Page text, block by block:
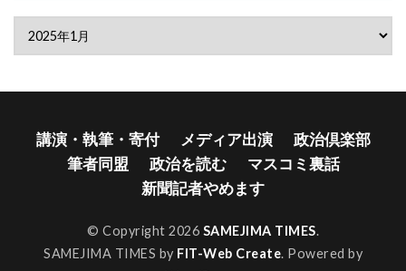
講演・執筆・寄付 メディア出演
政治倶楽部
筆者同盟
政治を読む
マスコミ裏話
新聞記者やめます
© Copyright 2026 SAMEJIMA TIMES.
SAMEJIMA TIMES by FIT-Web Create. Powered by